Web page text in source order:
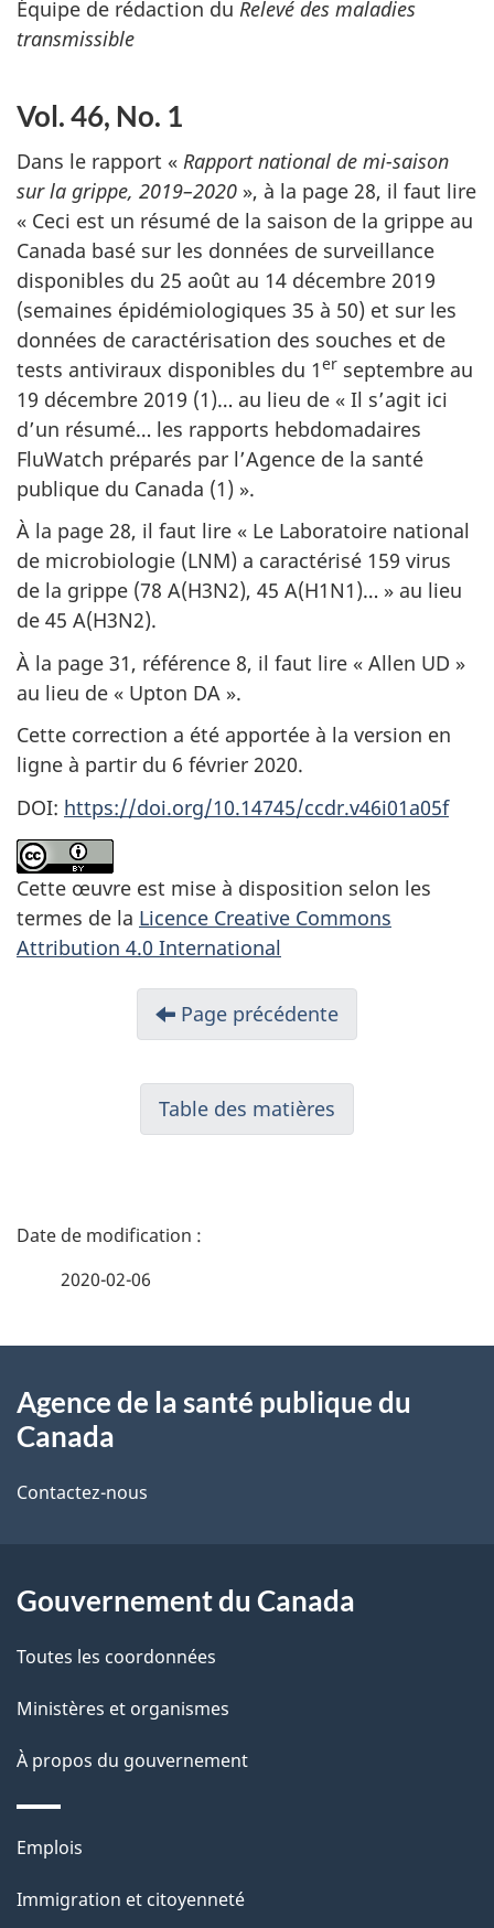
Équipe de rédaction du Relevé des maladies
transmissible
Vol. 46, No. 1
Dans le rapport « Rapport national de mi-saison
sur la grippe, 2019–2020 », à la page 28, il faut lire
« Ceci est un résumé de la saison de la grippe au
Canada basé sur les données de surveillance
disponibles du 25 août au 14 décembre 2019
(semaines épidémiologiques 35 à 50) et sur les
données de caractérisation des souches et de
tests antiviraux disponibles du 1er septembre au
19 décembre 2019 (1)… au lieu de « Il s’agit ici
d’un résumé… les rapports hebdomadaires
FluWatch préparés par l’Agence de la santé
publique du Canada (1) ».
À la page 28, il faut lire « Le Laboratoire national
de microbiologie (LNM) a caractérisé 159 virus
de la grippe (78 A(H3N2), 45 A(H1N1)… » au lieu
de 45 A(H3N2).
À la page 31, référence 8, il faut lire « Allen UD »
au lieu de « Upton DA ».
Cette correction a été apportée à la version en
ligne à partir du 6 février 2020.
DOI: https://doi.org/10.14745/ccdr.v46i01a05f
Cette œuvre est mise à disposition selon les
termes de la Licence Creative Commons
Attribution 4.0 International
Page précédente
Table des matières
D
i
s
e
l
a
p
a
g
e
2020-02-06
propos
ce
Agence de la santé publique du
Canada
Contactez-nous
Gouvernement du Canada
Toutes les coordonnées
Ministères et organismes
À propos du gouvernement
Thèmes
sujets
Emplois
Immigration et citoyenneté